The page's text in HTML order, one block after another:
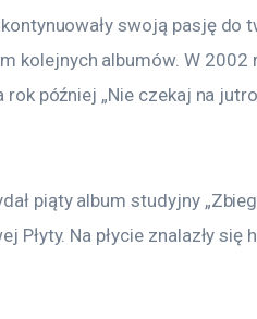
swoją pasję do
kolejnych albumów. W 2002
rok później „Nie czekaj na
piąty album studyjny
Płyty. Na płycie znalazły się